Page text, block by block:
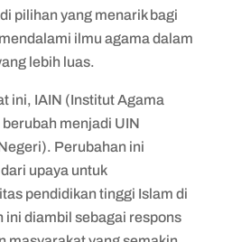
pilihan yang menarik bagi
ilmu agama dalam
lebih luas.
ini, IAIN (Institut Agama
menjadi UIN
Perubahan ini
upaya untuk
pendidikan tinggi Islam di
ini diambil sebagai respons